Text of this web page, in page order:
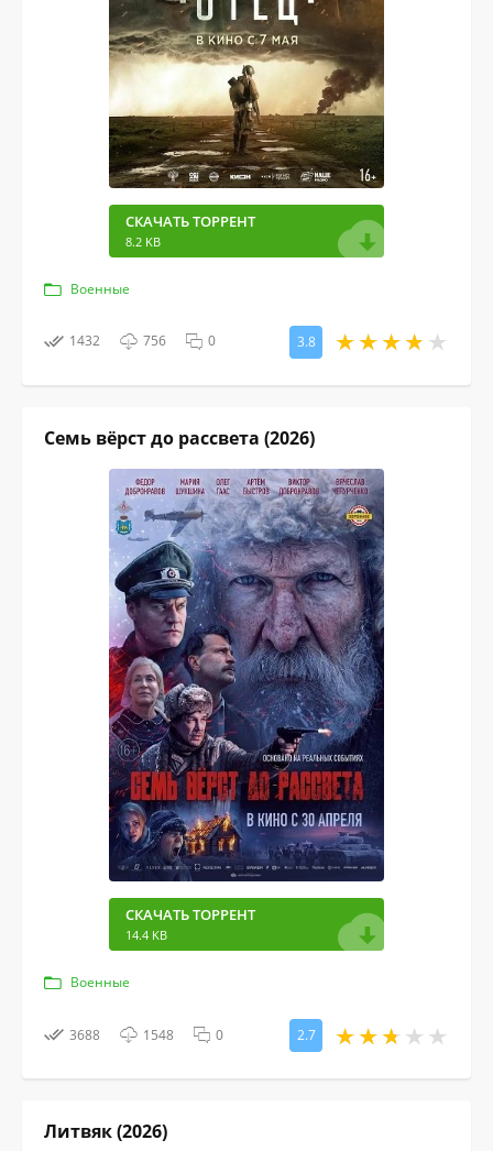
СКАЧАТЬ ТОРРЕНТ
8.2 KB
Военные
1432 756 0 3.8
Семь вёрст до рассвета (2026)
СКАЧАТЬ ТОРРЕНТ
14.4 KB
Военные
3688 1548 0 2.7
Литвяк (2026)